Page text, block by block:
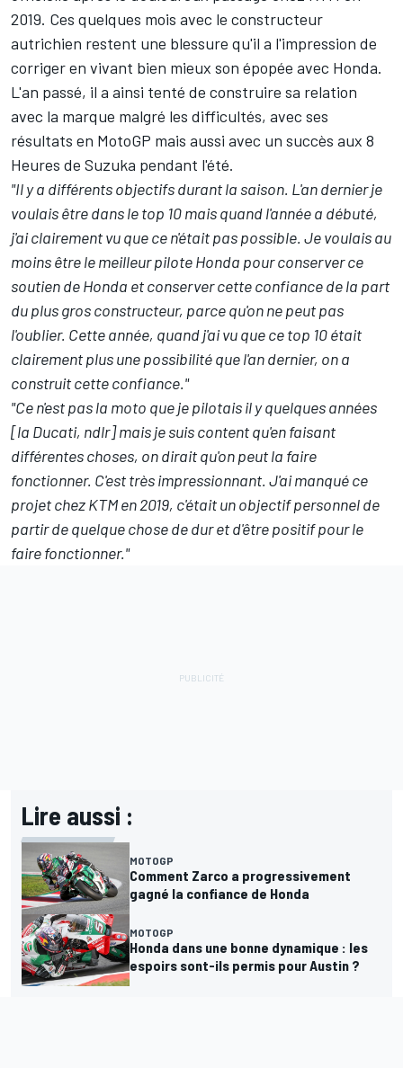
2019. Ces quelques mois avec le constructeur
autrichien restent une blessure qu'il a l'impression de
corriger en vivant bien mieux son épopée avec Honda.
L'an passé, il a ainsi tenté de construire sa relation
avec la marque malgré les difficultés, avec ses
résultats en MotoGP mais aussi avec un succès aux 8
Heures de Suzuka pendant l'été.
"Il y a différents objectifs durant la saison. L'an dernier je
voulais être dans le top 10 mais quand l'année a débuté,
j'ai clairement vu que ce n'était pas possible. Je voulais au
moins être le meilleur pilote Honda pour conserver ce
soutien de Honda et conserver cette confiance de la part
du plus gros constructeur, parce qu'on ne peut pas
l'oublier. Cette année, quand j'ai vu que ce top 10 était
clairement plus une possibilité que l'an dernier, on a
construit cette confiance."
"Ce n'est pas la moto que je pilotais il y quelques années
[la Ducati, ndlr] mais je suis content qu'en faisant
différentes choses, on dirait qu'on peut la faire
fonctionner. C'est très impressionnant. J'ai manqué ce
projet chez KTM en 2019, c'était un objectif personnel de
partir de quelque chose de dur et d'être positif pour le
faire fonctionner."
Lire aussi :
MOTOGP
Comment Zarco a progressivement
gagné la confiance de Honda
MOTOGP
Honda dans une bonne dynamique : les
espoirs sont-ils permis pour Austin ?